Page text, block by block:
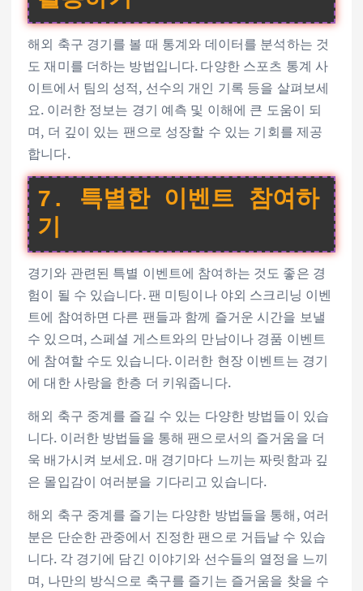
해외 축구 경기를 볼 때 통계와 데이터를 분석하는 것
도 재미를 더하는 방법입니다. 다양한 스포츠 통계 사
이트에서 팀의 성적, 선수의 개인 기록 등을 살펴보세
요. 이러한 정보는 경기 예측 및 이해에 큰 도움이 되
며, 더 깊이 있는 팬으로 성장할 수 있는 기회를 제공
합니다.
7. 특별한 이벤트 참여하
기
경기와 관련된 특별 이벤트에 참여하는 것도 좋은 경
험이 될 수 있습니다. 팬 미팅이나 야외 스크리닝 이벤
트에 참여하면 다른 팬들과 함께 즐거운 시간을 보낼
수 있으며, 스페셜 게스트와의 만남이나 경품 이벤트
에 참여할 수도 있습니다. 이러한 현장 이벤트는 경기
에 대한 사랑을 한층 더 키워줍니다.
해외 축구 중계를 즐길 수 있는 다양한 방법들이 있습
니다. 이러한 방법들을 통해 팬으로서의 즐거움을 더
욱 배가시켜 보세요. 매 경기마다 느끼는 짜릿함과 깊
은 몰입감이 여러분을 기다리고 있습니다.
해외 축구 중계를 즐기는 다양한 방법들을 통해, 여러
분은 단순한 관중에서 진정한 팬으로 거듭날 수 있습
니다. 각 경기에 담긴 이야기와 선수들의 열정을 느끼
며, 나만의 방식으로 축구를 즐기는 즐거움을 찾을 수